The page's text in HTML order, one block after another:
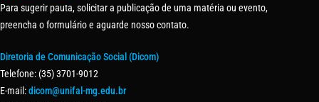
Para sugerir pauta, solicitar a publicação de uma matéria ou evento,
preencha o formulário e aguarde nosso contato.
Diretoria de Comunicação Social (Dicom)
Telefone: (35) 3701-9012
E-mail:dicom@unifal-mg.edu.br